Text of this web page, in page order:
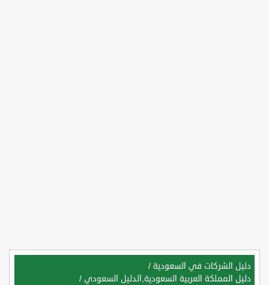
دليل الشركات في السعودية /
دليل المملكة العربية السعودية,الدليل السعودي /